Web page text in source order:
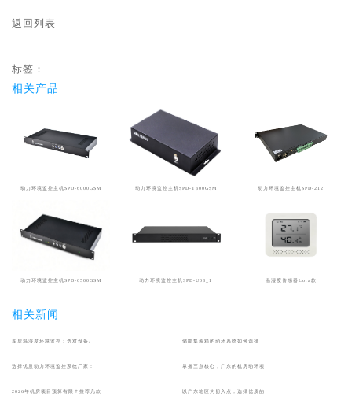
返回列表
标签：
相关产品
动力环境监控主机SPD-6000GSM 动力环境监控主机SPD-T300GSM 动力环境监控主机SPD-212
动力环境监控主机SPD-6500GSM 动力环境监控主机SPD-U03_1 温湿度传感器Lora款
相关新闻
库房温湿度环境监控：选对设备厂 储能集装箱的动环系统如何选择
选择优质动力环境监控系统厂家： 掌握三点核心，广东的机房动环项
2026年机房项目预算有限？推荐几款 以广东地区为切入点，选择优质的